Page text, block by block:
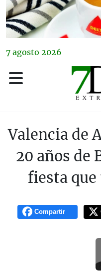
7 agosto 2026
Valencia de
20 años de
fiesta
Compartir